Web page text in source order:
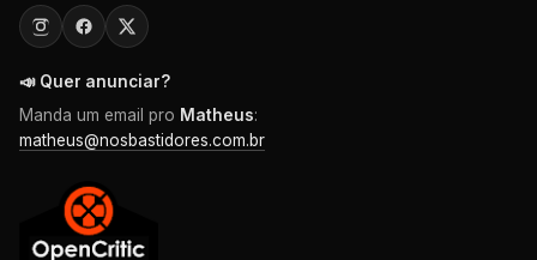
📣 Quer anunciar?
Manda um email pro Matheus:
matheus@nosbastidores.com.br